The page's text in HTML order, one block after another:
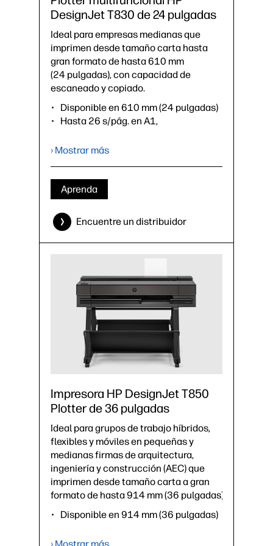
DesignJet T830 de 24 pulgadas
Ideal para empresas medianas que
imprimen desde tamaño carta hasta
gran formato de hasta 610 mm
(24 pulgadas), con capacidad de
escaneado y copiado.
Disponible en 610 mm (24 pulgadas)
Hasta 26 s/pág. en A1,
1 GB de memoria interna
de materiales
Accesorios opcionales: eje
Ficha técnica (PDF)
› Mostrar más
Aprenda
Encuentre un distribuidor
Impresora HP DesignJet T850
Plotter de 36 pulgadas
Ideal para grupos de trabajo híbridos,
flexibles y móviles en pequeñas y
medianas firmas de arquitectura,
ingeniería y construcción (AEC) que
imprimen desde tamaño carta a gran
formato de hasta 914 mm (36 pulgadas).
Disponible en 914 mm (36 pulgadas)
impresiones A1 por hora⁴